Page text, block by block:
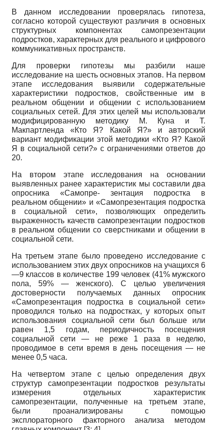
В данном исследовании проверялась гипотеза,
согласно которой существуют различия в основных
структурных компонентах самопрезентации
подростков, характерных для реального и цифрового
коммуникативных пространств.
Для проверки гипотезы мы разбили наше
исследование на шесть основных этапов. На первом
этапе исследования выявили содержательные
характеристики подростков, свойственные им в
реальном общении и общении с использованием
социальных сетей. Для этих целей мы использовали
модифицированную методику М. Куна и Т.
Макпартленда «Кто Я? Какой Я?» и авторский
вариант модификации этой методики «Кто Я? Какой
Я в социальной сети?» с ограничениями ответов до
20.
На втором этапе исследования на основании
выявленных ранее характеристик мы составили два
опросника «Самопре- зентация подростка в
реальном общении» и «Самопрезентация подростка
в социальной сети», позволяющих определить
выраженность качеств самопрезентации подростков
в реальном общении со сверстниками и общении в
социальной сети.
На третьем этапе было проведено исследование с
использованием этих двух опросников на учащихся 6
—9 классов в количестве 199 человек (41% мужского
пола, 59% — женского). С целью увеличения
достоверности получаемых данных опросник
«Самопрезентация подростка в социальной сети»
проводился только на подростках, у которых опыт
использования социальной сети был больше или
равен 1,5 годам, периодичность посещения
социальной сети — не реже 1 раза в неделю,
проводимое в сети время в день посещения — не
менее 0,5 часа.
На четвертом этапе с целью определения двух
структур самопрезентации подростков результаты
измерения отдельных характеристик
самопрезентации, полученные на третьем этапе,
были проанализированы с помощью
эксплораторного факторного анализа методом